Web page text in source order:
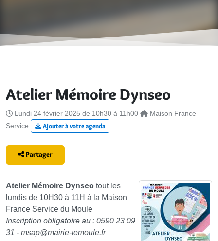
Atelier Mémoire Dynseo
Lundi 24 février 2025 de 10h30 à 11h00
Maison France
Service
Ajouter à votre agenda
Partager
Atelier Mémoire Dynseo tout les
lundis de 10H30 à 11H à la Maison
France Service du Moule
Inscription obligatoire au : 0590 23 09
31 - msap@mairie-lemoule.fr